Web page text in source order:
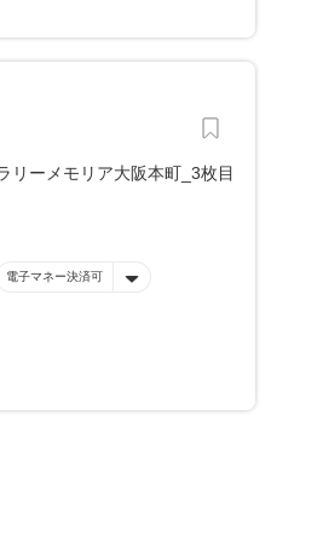
電子マネー決済可